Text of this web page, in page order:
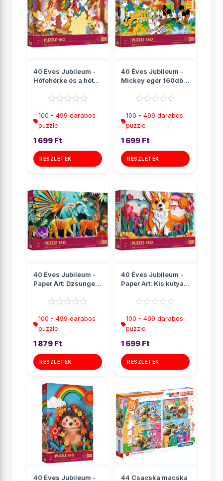
40 Éves Jubileum -
Hófehérke és a hét
100 - 499 darabos
puzzle
1 699 Ft
RÉSZLETEK
40 Éves Jubileum -
Mickey egér 160db-
100 - 499 darabos
puzzle
1 699 Ft
RÉSZLETEK
40 Éves Jubileum -
Paper Art: Dzsungel
100 - 499 darabos
puzzle
1 879 Ft
RÉSZLETEK
40 Éves Jubileum -
Paper Art: Kis kutya
100 - 499 darabos
puzzle
1 699 Ft
RÉSZLETEK
40 Éves Jubileum - 44 Csacska macska